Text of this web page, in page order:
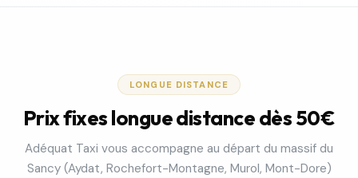
LONGUE DISTANCE
Prix fixes longue distance dès 50€
Adéquat Taxi vous accompagne au départ du massif du
Sancy (Aydat, Rochefort-Montagne, Murol, Mont-Dore)